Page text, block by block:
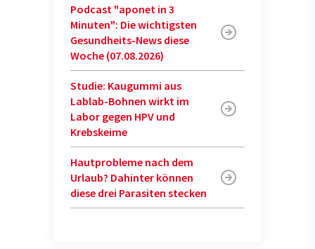
Podcast "aponet in 3
Minuten": Die wichtigsten
Gesundheits-News diese
Woche (07.08.2026)
Studie: Kaugummi aus
Lablab-Bohnen wirkt im
Labor gegen HPV und
Krebskeime
Hautprobleme nach dem
Urlaub? Dahinter können
diese drei Parasiten stecken